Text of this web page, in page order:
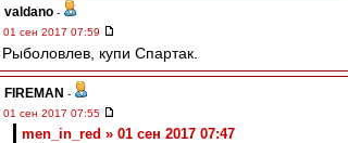
valdano -
01 сен 2017 07:59
Рыболовлев, купи Спартак.
FIREMAN -
01 сен 2017 07:55
men_in_red » 01 сен 2017 07:47